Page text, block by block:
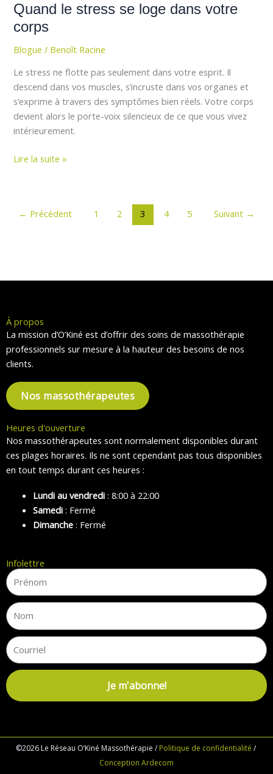
Quand le stress se loge dans votre
corps
Blogue / Benoît Racine
Le stress ne flotte pas seulement dans votre esprit. Il
descend dans vos muscles, s’incruste dans vos organes et
s’exprime à travers des symptômes bien réels. Votre corps
devient alors le porte-voix silencieux de ce que vous vivez
intérieurement.
stress
se
dans
votre
corps
Lire la suite »
← Précédent 1 2 3 4 5 Suivant →
À propos
La mission d’O’Kiné est d’offrir des soins de massothérapie
professionnels sur mesure à la hauteur des besoins de nos
clients.
Nos massothérapeutes
Heures d'ouverture
Nos massothérapeutes sont normalement disponibles durant
ces plages horaires. Ils ne sont cependant pas tous disponibles
en tout temps durant ces heures :
Lundi au vendredi: 8:00 à 22:00
Samedi: Fermé
Dimanche: Fermé
Infolettre
Je m'abonne!
©2026 Le Réseau O’Kiné Massothérapie /Politique de confidentialité /
Conception Ardecom